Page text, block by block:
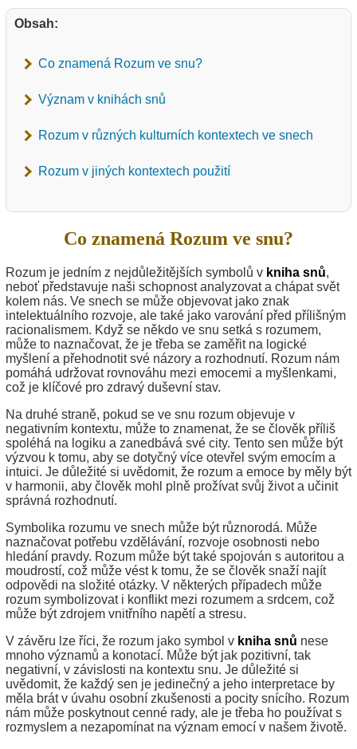
Obsah:
Co znamená Rozum ve snu?
Význam v knihách snů
Rozum v různých kulturních kontextech ve snech
Rozum v jiných kontextech použití
Co znamená Rozum ve snu?
Rozum je jedním z nejdůležitějších symbolů v kniha snů,
neboť představuje naši schopnost analyzovat a chápat svět
kolem nás. Ve snech se může objevovat jako znak
intelektuálního rozvoje, ale také jako varování před přílišným
racionalismem. Když se někdo ve snu setká s rozumem,
může to naznačovat, že je třeba se zaměřit na logické
myšlení a přehodnotit své názory a rozhodnutí. Rozum nám
pomáhá udržovat rovnováhu mezi emocemi a myšlenkami,
což je klíčové pro zdravý duševní stav.
Na druhé straně, pokud se ve snu rozum objevuje v
negativním kontextu, může to znamenat, že se člověk příliš
spoléhá na logiku a zanedbává své city. Tento sen může být
výzvou k tomu, aby se dotyčný více otevřel svým emocím a
intuici. Je důležité si uvědomit, že rozum a emoce by měly být
v harmonii, aby člověk mohl plně prožívat svůj život a učinit
správná rozhodnutí.
Symbolika rozumu ve snech může být různorodá. Může
naznačovat potřebu vzdělávání, rozvoje osobnosti nebo
hledání pravdy. Rozum může být také spojován s autoritou a
moudrostí, což může vést k tomu, že se člověk snaží najít
odpovědi na složité otázky. V některých případech může
rozum symbolizovat i konflikt mezi rozumem a srdcem, což
může být zdrojem vnitřního napětí a stresu.
V závěru lze říci, že rozum jako symbol v kniha snů nese
mnoho významů a konotací. Může být jak pozitivní, tak
negativní, v závislosti na kontextu snu. Je důležité si
uvědomit, že každý sen je jedinečný a jeho interpretace by
měla brát v úvahu osobní zkušenosti a pocity snícího. Rozum
nám může poskytnout cenné rady, ale je třeba ho používat s
rozmyslem a nezapomínat na význam emocí v našem životě.